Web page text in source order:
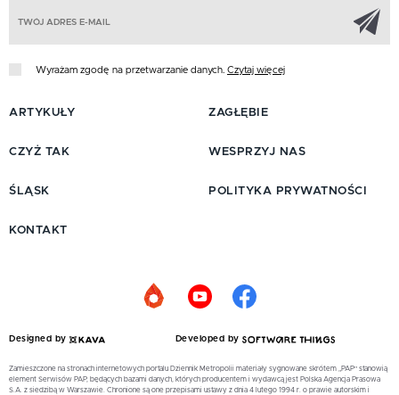
Wyrażam zgodę na przetwarzanie danych. Czytaj więcej
ARTYKUŁY
CZYŻ TAK
ŚLĄSK
ZAGŁĘBIE
WESPRZYJ NAS
POLITYKA PRYWATNOŚCI
KONTAKT
Designed by Developed by
Zamieszczone na stronach internetowych portalu Dziennik Metropolii materiały sygnowane skrótem „PAP” stanowią
element Serwisów PAP, będących bazami danych, których producentem i wydawcą jest Polska Agencja Prasowa
S.A. z siedzibą w Warszawie. Chronione są one przepisami ustawy z dnia 4 lutego 1994 r. o prawie autorskim i